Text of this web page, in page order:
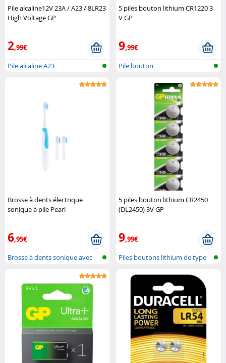
Pile alcaline12V 23A / A23 / 8LR23
High Voltage GP
2,99€
Pile alcaline A23
5 piles bouton lithium CR1220 3
V GP
9,99€
Pile bouton
Brosse à dents électrique
sonique à pile Pearl
6,95€
Brosse à dents sonique avec
5 piles bouton lithium CR2450
(DL2450) 3V GP
9,99€
Piles boutons lithium de type